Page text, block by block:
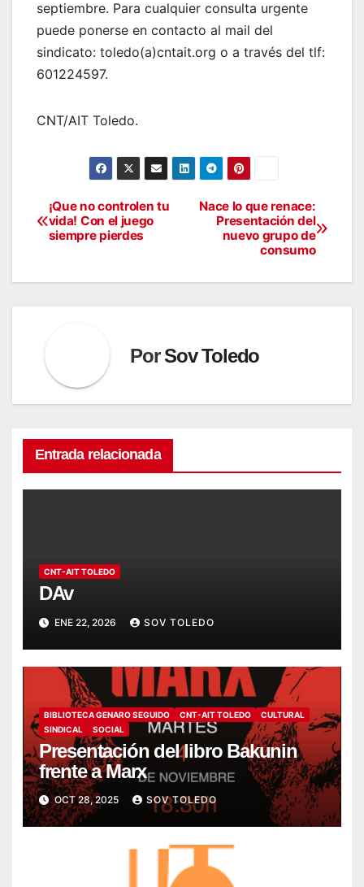
septiembre. Para cualquier consulta urgente
puede ponerse en contacto al mail del
sindicato: toledo(a)cntait.org o a través del tlf:
601224597.
CNT/AIT Toledo.
Navegación
de
entradas
Nace lo que renace:
Presentación del
nuevo grupo de
consumo
¡Que no controlen tu
vida! Con el juego
siempre pierdes
PorSov Toledo
Entrada relacionada
CNT-AIT TOLEDO
DAv
ENE 22, 2026 SOV TOLEDO
BIBLIOTECA GENARO SEGUIDO CNT-AIT TOLEDO
CULTURAL
SINDICAL
SOCIAL
Presentación del libro Bakunin
frente a Marx
OCT 28, 2025 SOV TOLEDO